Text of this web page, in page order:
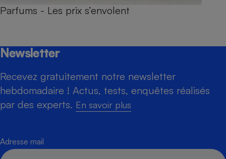
Parfums - Les prix s’envolent
Newsletter
Recevez gratuitement notre newsletter
hebdomadaire ! Actus, tests, enquêtes réalisés
par des experts. En savoir plus
Adresse mail